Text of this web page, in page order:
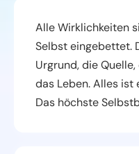
Alle Wirklichkeiten
Selbst eingebettet.
Urgrund, die
das Leben. Alles ist
Das höchste